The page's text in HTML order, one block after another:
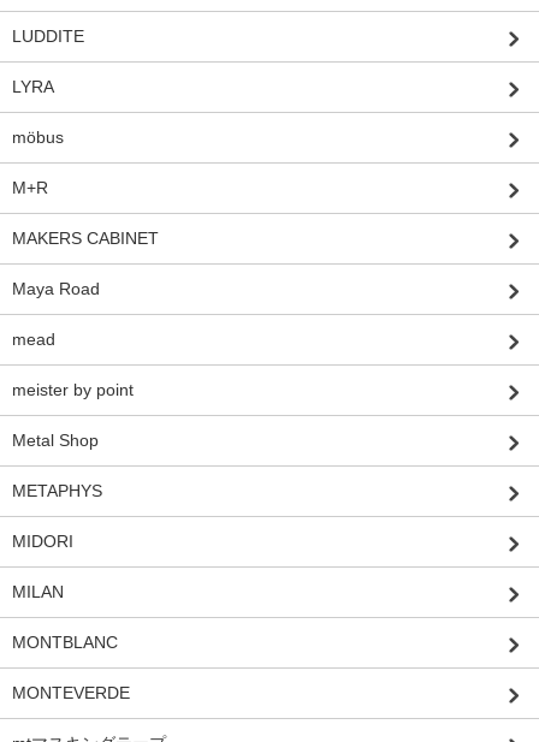
LUDDITE
LYRA
möbus
M+R
MAKERS CABINET
Maya Road
mead
meister by point
Metal Shop
METAPHYS
MIDORI
MILAN
MONTBLANC
MONTEVERDE